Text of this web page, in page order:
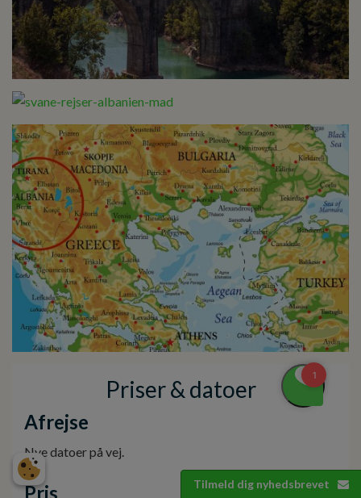
Priser & datoer
Afrejse
Nye datoer på vej.
Pris Tilmeld dig nyhedsbrevet